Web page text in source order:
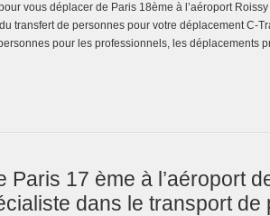
vous déplacer de Paris 18ème à l’aéroport
transfert de personnes pour votre déplacement C-
pour les professionnels, les déplacements
Paris 17 ème à l’aéroport
dans le transport de